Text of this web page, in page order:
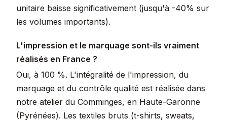
unitaire baisse significativement (jusqu'à -40% sur
les volumes importants).
L'impression et le marquage sont-ils vraiment
réalisés en France ?
Oui, à 100 %. L'intégralité de l'impression, du
marquage et du contrôle qualité est réalisée dans
notre atelier du Comminges, en Haute-Garonne
(Pyrénées). Les textiles bruts (t-shirts, sweats,